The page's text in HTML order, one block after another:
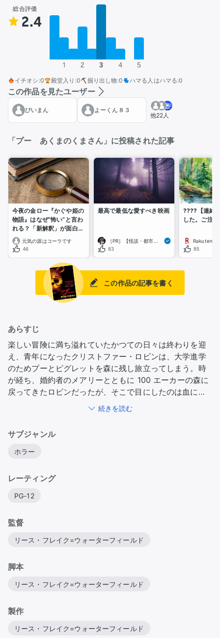
総合評価
2.4
1 2 3 4 5
イチオシ :0 殿堂入り :0 掘り出し物 :0 ハマる人はハマる:0
この作品を見たユーザー
ぴいまん よーくん８３
他22人
「プー あくまのくまさん」に投稿された記事
今夜の金ロー『かぐや姫の
物語』はなぜ“怖い”と言わ
れる？「新解釈」が面白い
映画元気の源はコーラです
46
最高で最低な愛すべき映画
83
????️【連絡
した。ご注
Rakuten
85
この作品の記事を書く
あらすじ
楽しい冒険に満ち溢れていたかつての日々は終わりを迎
え、青年になったクリストファー・ロビンは、大学進学
のためプーとピグレットを森に残し旅立ってしまう。時
が経ち、婚約者のメアリーとともに 100 エーカーの森に
戻ってきたロビンだったが、そこで目にしたのは血に飢
え野生化してしまったプーとピグレットの異様な姿だっ
続きを読む
サブジャンル
ホラー
レーティング
PG-12
監督
リース・フレイク=ウォーターフィールド
脚本
リース・フレイク=ウォーターフィールド
製作
リース・フレイク=ウォーターフィールド